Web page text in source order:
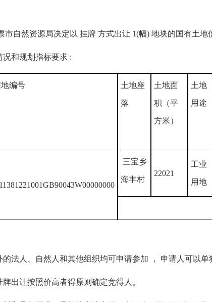
市自然资源局决定以 挂牌 方式出让 1(幅) 地块的国有土地
和规划指标要求 :
编号 土地座
落
土地面
积（平
方米）
土地
用途
三宝乡
海丰村
22021
工业
用地
法人、自然人和其他组织均可申请参加 ， 申请人可以单
出让按照价高者得原则确定竞得人。